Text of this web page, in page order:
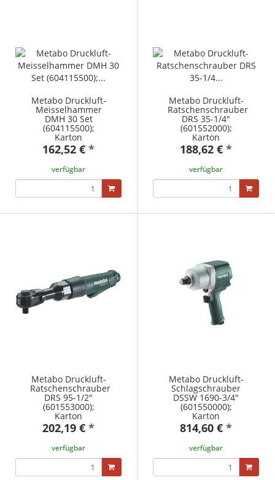
Metabo Druckluft-
Meisselhammer
DMH 30 Set
(604115500);
Karton
162,52 € *
verfügbar
Metabo Druckluft-
Ratschenschrauber
DRS 35-1/4"
(601552000);
Karton
188,62 € *
verfügbar
Metabo Druckluft-
Ratschenschrauber
DRS 95-1/2"
(601553000);
Karton
202,19 € *
verfügbar
Metabo Druckluft-
Schlagschrauber
DSSW 1690-3/4"
(601550000);
Karton
814,60 € *
verfügbar